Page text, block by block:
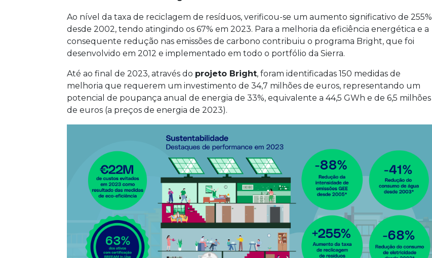
Ao nível da taxa de reciclagem de resíduos, verificou-se um aumento significativo de 255%
desde 2002, tendo atingindo os 67% em 2023. Para a melhoria da eficiência energética e a
consequente redução nas emissões de carbono contribuiu o programa Bright, que foi
desenvolvido em 2012 e implementado em todo o portfólio da Sierra.
Até ao final de 2023, através do projeto Bright, foram identificadas 150 medidas de
melhoria que requerem um investimento de 34,7 milhões de euros, representando um
potencial de poupança anual de energia de 33%, equivalente a 44,5 GWh e de 6,5 milhões
de euros (a preços de energia de 2023).